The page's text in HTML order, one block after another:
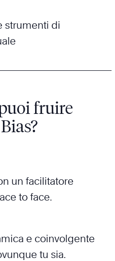
strumenti di
fruire
un facilitatore
to face.
e coinvolgente
tu sia.